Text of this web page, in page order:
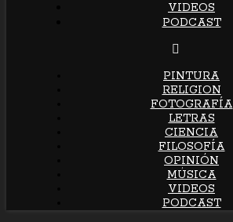
VIDEOS
PODCAST
PINTURA
RELIGION
FOTOGRAFÍA
LETRAS
CIENCIA
FILOSOFÍA
OPINIÓN
MÚSICA
VIDEOS
PODCAST